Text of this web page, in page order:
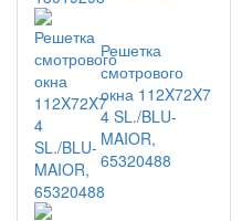
Решетка
смотрового
окна 112X72X7
4 SL./BLU-
MAIOR,
65320488